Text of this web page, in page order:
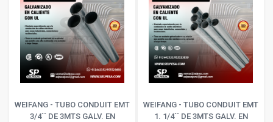
WEIFANG - TUBO CONDUIT EMT
3/4´´ DE 3MTS GALV. EN
WEIFANG - TUBO CONDUIT EMT
1. 1/4´´ DE 3MTS GALV. EN